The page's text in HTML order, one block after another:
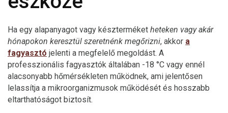
Ha egy alapanyagot vagy készterméket heteken vagy akár
hónapokon keresztül szeretnénk megőrizni, akkor a
fagyasztó jelenti a megfelelő megoldást. A
professzionális fagyasztók általában -18 °C vagy ennél
alacsonyabb hőmérsékleten működnek, ami jelentősen
lelassítja a mikroorganizmusok működését és hosszabb
eltarthatóságot biztosít.